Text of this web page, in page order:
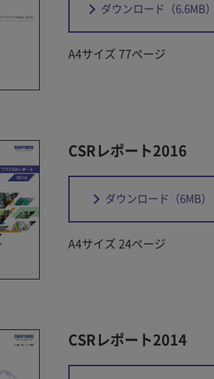
ダウンロード （6.6MB
A4サイズ 77ページ
CSRレポート2016
ダウンロード （6MB）
A4サイズ 24ページ
CSRレポート2014